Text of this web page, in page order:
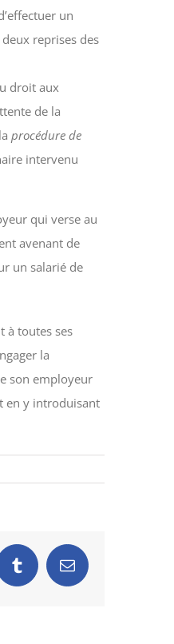
un
reprises des
droit aux
de la
procédure de
intervenu
qui verse au
avenant de
un salarié de
à toutes ses
la
son employeur
en y introduisant
Tumblr Email